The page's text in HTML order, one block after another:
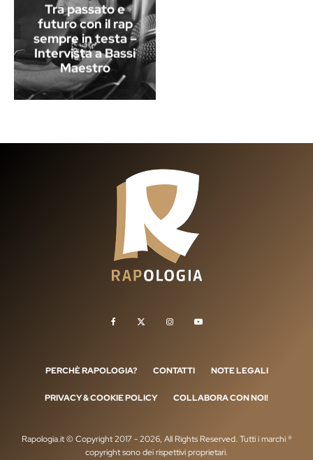
Tra passato e
futuro con il rap
sempre in testa –
Intervista a Bassi
Maestro
PERCHÈ RAPOLOGIA? CONTATTI NOTE LEGALI
PRIVACY & COOKIE POLICY COLLABORA CON NOI!
Rapologia.it © Copyright 2017 - 2026, All Rights Reserved. Tutti i marchi ®
copyright sono dei rispettivi proprietari.